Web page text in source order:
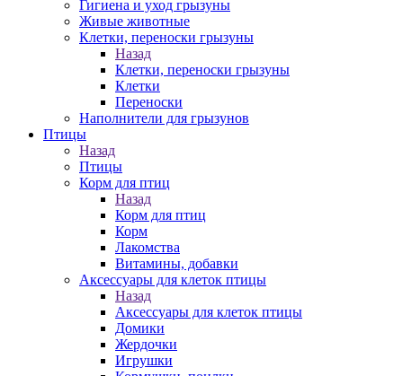
Гигиена и уход грызуны
Живые животные
Клетки, переноски грызуны
Назад
Клетки, переноски грызуны
Клетки
Переноски
Наполнители для грызунов
Птицы
Назад
Птицы
Корм для птиц
Назад
Корм для птиц
Корм
Лакомства
Витамины, добавки
Аксессуары для клеток птицы
Назад
Аксессуары для клеток птицы
Домики
Жердочки
Игрушки